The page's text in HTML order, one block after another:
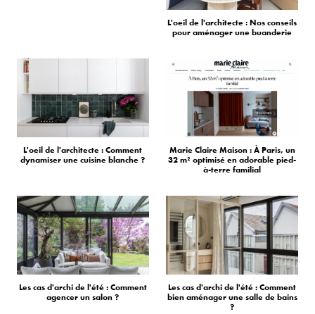
L'oeil de l'architecte : Nos conseils
pour aménager une buanderie
L'oeil de l'architecte : Comment
dynamiser une cuisine blanche ?
Marie Claire Maison : À Paris, un
32 m² optimisé en adorable pied-
à-terre familial
Les cas d'archi de l'été : Comment
agencer un salon ?
Les cas d'archi de l'été : Comment
bien aménager une salle de bains
?